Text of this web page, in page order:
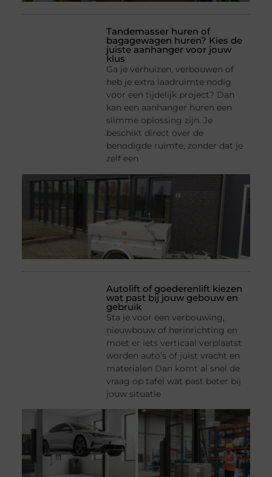
Tandemasser huren of
bagagewagen huren? Kies de
juiste aanhanger voor jouw
klus
Ga je verhuizen, verbouwen of
heb je extra laadruimte nodig
voor een tijdelijk project? Dan
kan een aanhanger huren een
slimme oplossing zijn. Je
beschikt direct over de
benodigde ruimte, zonder dat je
zelf een
Autolift of goederenlift kiezen
wat past bij jouw gebouw en
gebruik
Sta je voor een verbouwing,
nieuwbouw of herinrichting en
moet er iets verticaal verplaatst
worden auto’s of juist vracht en
materialen Dan komt al snel de
vraag op tafel wat past beter bij
jouw situatie